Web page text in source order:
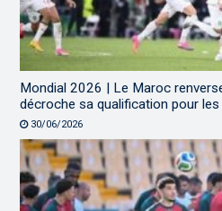
Mondial 2026 | Le Maroc
décroche sa qualification pour
30/06/2026